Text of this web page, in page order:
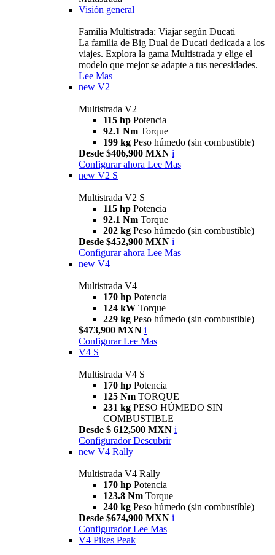
Visión general
Familia Multistrada: Viajar según Ducati
La familia de Big Dual de Ducati dedicada a los
viajes. Explora la gama Multistrada y elige el
modelo que mejor se adapte a tus necesidades.
Lee Mas
new V2
Multistrada V2
115 hp Potencia
92.1 Nm Torque
199 kg Peso húmedo (sin combustible)
Desde $406,900 MXN i
Configurar ahora Lee Mas
new V2 S
Multistrada V2 S
115 hp Potencia
92.1 Nm Torque
202 kg Peso húmedo (sin combustible)
Desde $452,900 MXN i
Configurar ahora Lee Mas
new V4
Multistrada V4
170 hp Potencia
124 kW Torque
229 kg Peso húmedo (sin combustible)
$473,900 MXN i
Configurar Lee Mas
V4 S
Multistrada V4 S
170 hp Potencia
125 Nm TORQUE
231 kg PESO HÚMEDO SIN
COMBUSTIBLE
Desde $ 612,500 MXN i
Configurador Descubrir
new V4 Rally
Multistrada V4 Rally
170 hp Potencia
123.8 Nm Torque
240 kg Peso húmedo (sin combustible)
Desde $674,900 MXN i
Configurador Lee Mas
V4 Pikes Peak